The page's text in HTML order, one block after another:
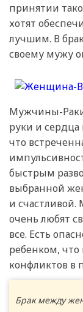
принятии
хотят
лучшим. В
своему мужу
Мужчины-
руки и
что
быстрым
выбранной
и счастливой.
очень любят
все. Есть
ребенком,
конфликтов в
Брак между